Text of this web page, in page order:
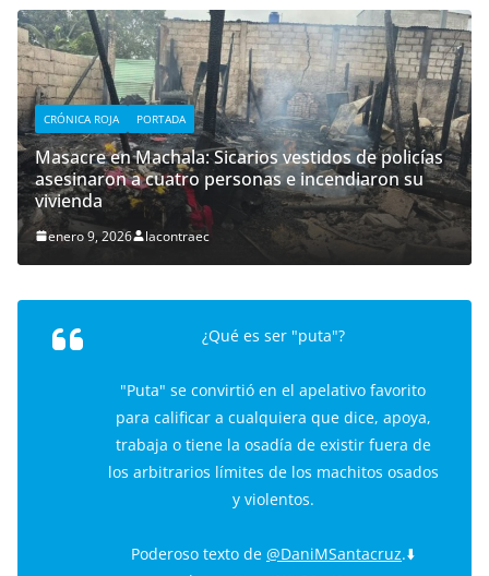
CRÓNICA ROJA PORTADA
Masacre en Machala: Sicarios vestidos de policías
asesinaron a cuatro personas e incendiaron su
vivienda
enero 9, 2026 lacontraec
¿Qué es ser "puta"?
"Puta" se convirtió en el apelativo favorito
para calificar a cualquiera que dice, apoya,
trabaja o tiene la osadía de existir fuera de
los arbitrarios límites de los machitos osados
y violentos.
Poderoso texto de @DaniMSantacruz.⬇️